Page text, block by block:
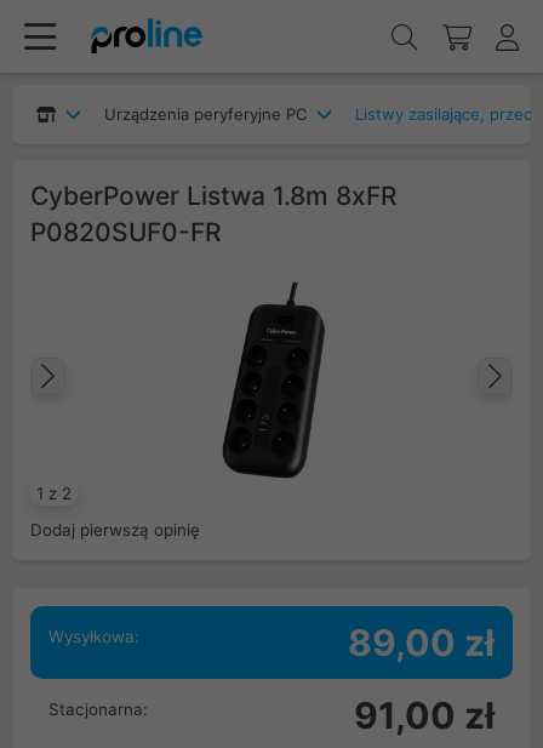
Urządzenia peryferyjne PC Listwy zasilające,
CyberPower Listwa 1.8m 8xFR
P0820SUF0-FR
1 z 2
Dodaj pierwszą opinię
Wysyłkowa: 89,00 zł
Stacjonarna: 91,00 zł